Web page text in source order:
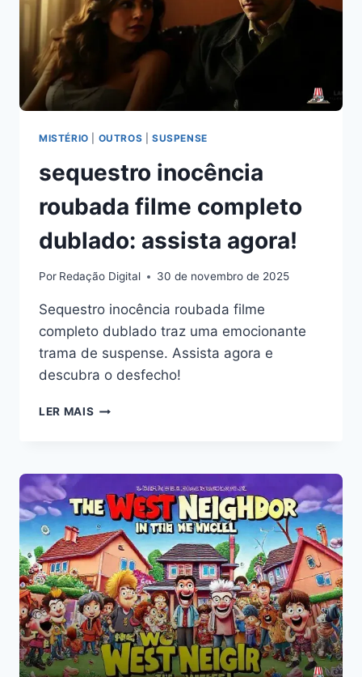
MISTÉRIO OUTROS SUSPENSE
sequestro inocência
roubada filme completo
dublado: assista agora!
Por Redação Digital 30 de novembro de 2025
Sequestro inocência roubada filme
completo dublado traz uma emocionante
trama de suspense. Assista agora e
descubra o desfecho!
LER MAIS SEQUESTRO
COMPLETO
DUBLADO:
ASSISTA
AGORA!